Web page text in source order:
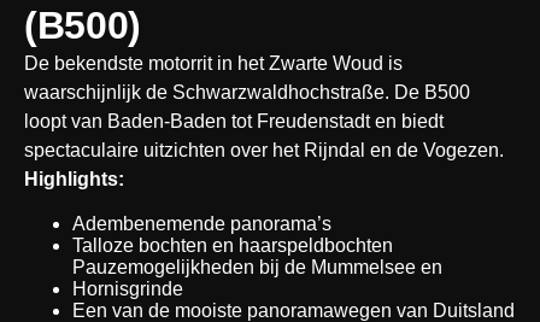
(B500)
De bekendste motorrit in het Zwarte Woud is
waarschijnlijk de Schwarzwaldhochstraße. De B500
loopt van Baden-Baden tot Freudenstadt en biedt
spectaculaire uitzichten over het Rijndal en de Vogezen.
Highlights:
Adembenemende panorama’s
Talloze bochten en haarspeldbochten
Pauzemogelijkheden bij de Mummelsee en
Hornisgrinde
Een van de mooiste panoramawegen van Duitsland